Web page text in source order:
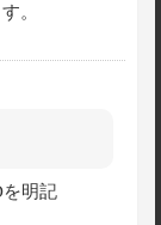
。
明記